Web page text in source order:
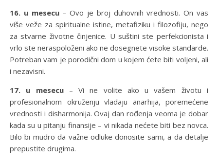
16. u mesecu– Ovo je broj duhovnih vrednosti. On vas
više veže za spiritualne istine, metafiziku i filozofiju, nego
za stvarne životne činjenice. U suštini ste perfekcionista i
vrlo ste neraspoloženi ako ne dosegnete visoke standarde.
Potreban vam je porodični dom u kojem ćete biti voljeni, ali
i nezavisni.
17. u mesecu– Vi ne volite ako u vašem životu i
profesionalnom okruženju vladaju anarhija, poremećene
vrednosti i disharmonija. Ovaj dan rođenja veoma je dobar
kada su u pitanju finansije – vi nikada nećete biti bez novca.
Bilo bi mudro da važne odluke donosite sami, a da detalje
prepustite drugima.